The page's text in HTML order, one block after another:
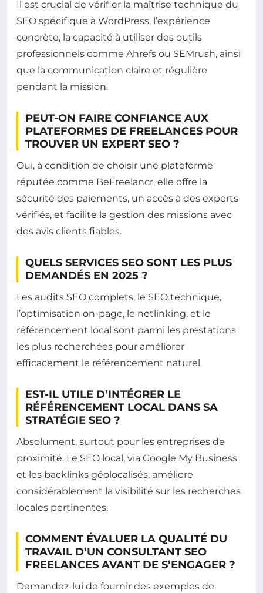
Il est crucial de vérifier la maîtrise technique du
SEO spécifique à WordPress, l’expérience
concrète, la capacité à utiliser des outils
professionnels comme Ahrefs ou SEMrush, ainsi
que la communication claire et régulière
pendant la mission.
PEUT-ON FAIRE CONFIANCE AUX
PLATEFORMES DE FREELANCES POUR
TROUVER UN EXPERT SEO ?
Oui, à condition de choisir une plateforme
réputée comme BeFreelancr, elle offre la
sécurité des paiements, un accès à des experts
vérifiés, et facilite la gestion des missions avec
des avis clients fiables.
QUELS SERVICES SEO SONT LES PLUS
DEMANDÉS EN 2025 ?
Les audits SEO complets, le SEO technique,
l’optimisation on-page, le netlinking, et le
référencement local sont parmi les prestations
les plus recherchées pour améliorer
efficacement le référencement naturel.
EST-IL UTILE D’INTÉGRER LE
RÉFÉRENCEMENT LOCAL DANS SA
STRATÉGIE SEO ?
Absolument, surtout pour les entreprises de
proximité. Le SEO local, via Google My Business
et les backlinks géolocalisés, améliore
considérablement la visibilité sur les recherches
locales pertinentes.
COMMENT ÉVALUER LA QUALITÉ DU
TRAVAIL D’UN CONSULTANT SEO
FREELANCES AVANT DE S’ENGAGER ?
Demandez-lui de fournir des exemples de